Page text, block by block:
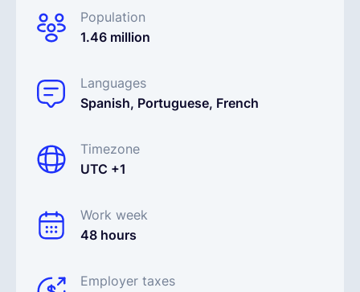
Population
1.46 million
Languages
Spanish, Portuguese, French
Timezone
UTC +1
Work week
48 hours
Employer taxes
EOR & Payroll
Contractor Management